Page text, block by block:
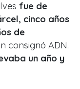
fue de
cinco años
de
consignó ADN.
un año y